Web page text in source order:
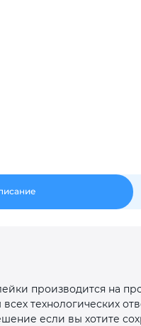
производится на
технологических
если вы хотитенедели